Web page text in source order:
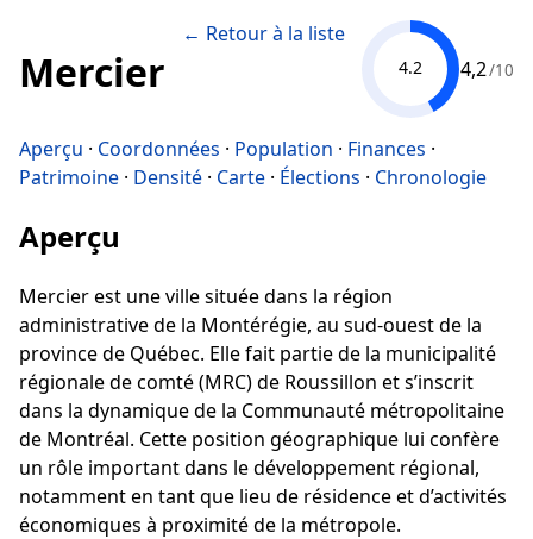
Mercier
← Retour à la liste
4.2 4,2/10
Aperçu · Coordonnées · Population · Finances ·
Patrimoine · Densité · Carte · Élections · Chronologie
Aperçu
Mercier est une ville située dans la région
administrative de la Montérégie, au sud-ouest de la
province de Québec. Elle fait partie de la municipalité
régionale de comté (MRC) de Roussillon et s’inscrit
dans la dynamique de la Communauté métropolitaine
de Montréal. Cette position géographique lui confère
un rôle important dans le développement régional,
notamment en tant que lieu de résidence et d’activités
économiques à proximité de la métropole.